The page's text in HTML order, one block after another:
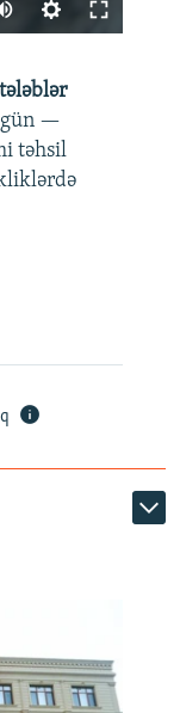
480p
360p
480p
720p
gün —
təhsil